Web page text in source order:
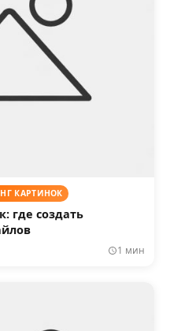
КАРТИНОК
где создать
1 мин